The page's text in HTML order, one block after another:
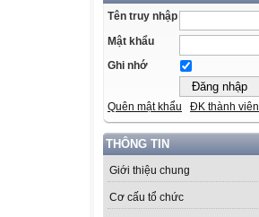
Tên truy nhập
Mật khẩu
Ghi nhớ
Quên mật khẩu ĐK thành viên
THÔNG TIN
Giới thiệu chung
Cơ cấu tổ chức